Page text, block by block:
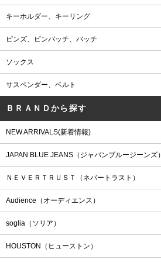
キーホルダー、キーリング
ピンズ、ピンバッチ、バッチ
ソックス
サスペンダー、ベルト
ＢＲＡＮＤから探す
NEW ARRIVALS(新着情報)
JAPAN BLUE JEANS（ジャパンブルージーンズ）
ＮＥＶＥＲＴＲＵＳＴ（ネバートラスト）
Audience（オーディエンス）
soglia（ソリア）
HOUSTON（ヒューストン）